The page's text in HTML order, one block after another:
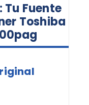
Fuente
Toshiba